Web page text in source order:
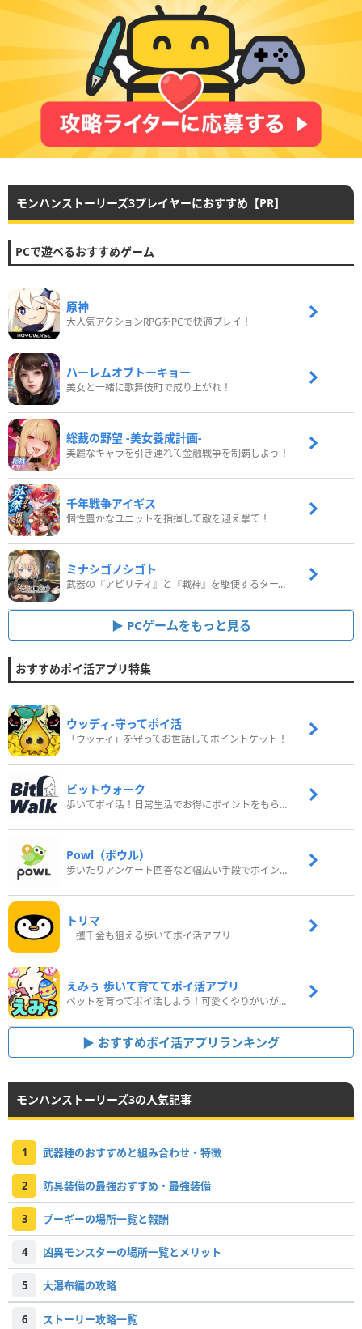
モンハンストーリーズ3プレイヤーにおすすめ【PR】
PCで遊べるおすすめゲーム
原神
大人気アクションRPGをPCで快適プレイ！
ハーレムオブトーキョー
美女と一緒に歌舞伎町で成り上がれ！
総裁の野望 -美女養成計画-
美麗なキャラを引き連れて金融戦争を制覇しよう！
千年戦争アイギス
個性豊かなユニットを指揮して敵を迎え撃て！
ミナシゴノシゴト
武器の『アビリティ』と『戦神』を駆使するターン制コマンドバトルRPG！
PCゲームをもっと見る
おすすめポイ活アプリ特集
ウッディ‐守ってポイ活
「ウッディ」を守ってお世話してポイントゲット！
ビットウォーク
歩いてポイ活！日常生活でお得にポイントをもらおう
Powl（ポウル）
歩いたりアンケート回答など幅広い手段でポイントをゲット
トリマ
一攫千金も狙える歩いてポイ活アプリ
えみぅ 歩いて育ててポイ活アプリ
ペットを育ってポイ活しよう！可愛くやりがいがある新感覚アプリ
おすすめポイ活アプリランキング
モンハンストーリーズ3の人気記事
1 武器種のおすすめと組み合わせ・特徴
2 防具装備の最強おすすめ・最強装備
3 プーギーの場所一覧と報酬
4 凶異モンスターの場所一覧とメリット
5 大瀑布編の攻略
6 ストーリー攻略一覧